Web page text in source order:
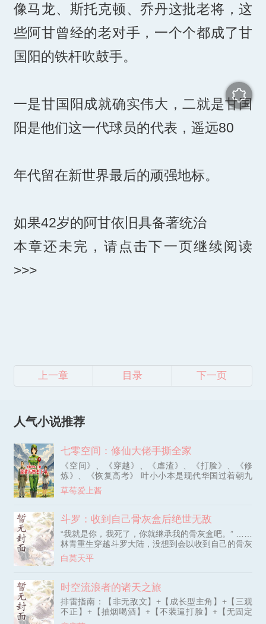
像马龙、斯托克顿、乔丹这批老将，这
些阿甘曾经的老对手，一个个都成了甘
国阳的铁杆吹鼓手。
一是甘国阳成就确实伟大，二就是甘国
阳是他们这一代球员的代表，遥远80
年代留在新世界最后的顽强地标。
如果42岁的阿甘依旧具备著统治
本章还未完，请点击下一页继续阅读
>>>
上一章 目录 下一页
人气小说推荐
七零空间：修仙大佬手撕全家
《空间》、《穿越》、《虐渣》、《打脸》、《修
炼》、《恢复高考》 叶小小本是现代华国过着朝九
晚五的社畜，为了救人穿到修真界，在度飞升雷劫时
被劈到了架空的70年代的叶小小身上。 原主叶小小
羁，受不了一点气！ 看她怎么闹翻渣爹一家，给原
主报仇！
草莓爱上酱
斗罗：收到自己骨灰盒后绝世无敌
“我就是你，我死了，你就继承我的骨灰盒吧。” ……
林青重生穿越斗罗大陆，没想到会以收到自己的骨灰
盒开局。 那是无数个过去未来时间线的自己死后遗
物。 倾听逝者遗言帮助逝去的自己完成遗愿后便能
昊捶死了，遗物拿去，替我宰了唐昊! 「日月林
青」：我在魂师大赛中败给了霍挂，给你魂导器技
术，代我赢得冠军! 「魂兽林青」：麻了，差点成百
白莫天平
时空流浪者的诸天之旅
排雷指南：【非无敌文】+【成长型主角】+【三观
不正】+【抽烟喝酒】+【不装逼打脸】+【无固定
CP】 PS：不是每个出场的女性角色，都会成为主角